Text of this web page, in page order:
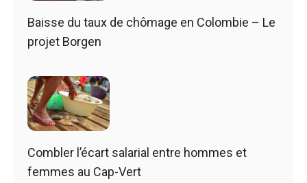
Baisse du taux de chômage en Colombie – Le
projet Borgen
Combler l’écart salarial entre hommes et
femmes au Cap-Vert